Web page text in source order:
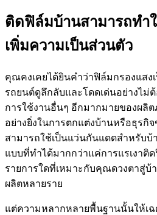
ติดฟิล์มบ้านสามารถทำ
เพิ่มความเป็นส่วนตัว
คุณคงเคยได้ยินคำว่าฟิล์มกรองแสง
รถยนต์ดูลึกลับและโดดเด่นอย่างไม่
การใช้งานอื่นๆ อีกมากมายของผลิ
อย่างยิ่งในการตกแต่งบ้านหรือธุร
สามารถใช้เป็นแว่นกันแดดสำหรับ
แบบที่ทำได้มากกว่าแค่การแรเงาติ
รายการใดที่เหมาะกับคุณดวงตาสู่บ้
ผลิตหลายราย
แต่ความหลากหลายพื้นฐานนั้นให้เ